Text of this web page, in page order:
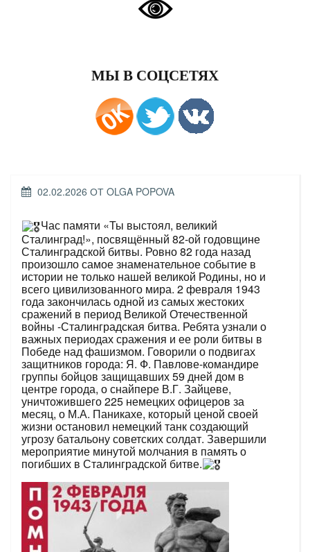
МЫ В СОЦСЕТЯХ
ОПУБЛИКОВАНО
02.02.2026 ОТ OLGA POPOVA
Час памяти «Ты выстоял, великий
Сталинград!», посвящённый 82-ой годовщине
Сталинградской битвы. Ровно 82 года назад
произошло самое знаменательное событие в
истории не только нашей великой Родины, но и
всего цивилизованного мира. 2 февраля 1943
года закончилась одной из самых жестоких
сражений в период Великой Отечественной
войны -Сталинградская битва. Ребята узнали о
важных периодах сражения и ее роли битвы в
Победе над фашизмом. Говорили о подвигах
защитников города: Я. Ф. Павлове-командире
группы бойцов защищавших 59 дней дом в
центре города, о снайпере В.Г. Зайцеве,
уничтожившего 225 немецких офицеров за
месяц, о М.А. Паникахе, который ценой своей
жизни остановил немецкий танк создающий
угрозу батальону советских солдат. Завершили
мероприятие минутой молчания в память о
погибших в Сталинградской битве.